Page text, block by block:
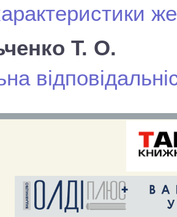
Т. О.